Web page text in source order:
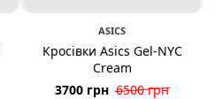
ASICS
Кросівки Asics Gel-NYC
Cream
3700 грн 6500 грн